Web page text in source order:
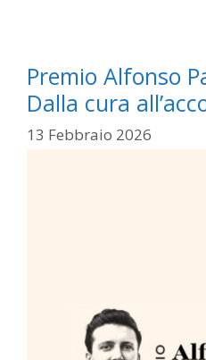
Premio Alfonso
Dalla cura
13 Febbraio 2026